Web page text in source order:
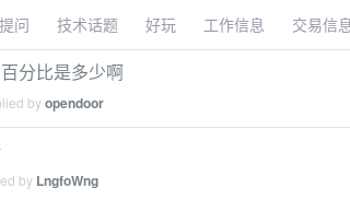
提问 技术话题 好玩 工作信息 交易信
分比是多少啊
byopendoor
by LngfoWng